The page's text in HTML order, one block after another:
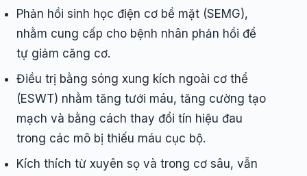
Phản hồi sinh học điện cơ bề mặt (SEMG),
nhằm cung cấp cho bệnh nhân phản hồi để
tự giảm căng cơ.
Điều trị bằng sóng xung kích ngoài cơ thể
(ESWT) nhằm tăng tưới máu, tăng cường tạo
mạch và bằng cách thay đổi tín hiệu đau
trong các mô bị thiếu máu cục bộ.
Kích thích từ xuyên sọ và trong cơ sâu, vẫn